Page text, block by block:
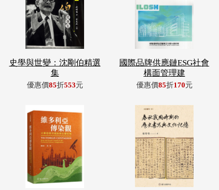
史學與世變：沈剛伯精選
集
優惠價85折553元
國際品牌供應鏈ESG社會
構面管理建
優惠價85折170元